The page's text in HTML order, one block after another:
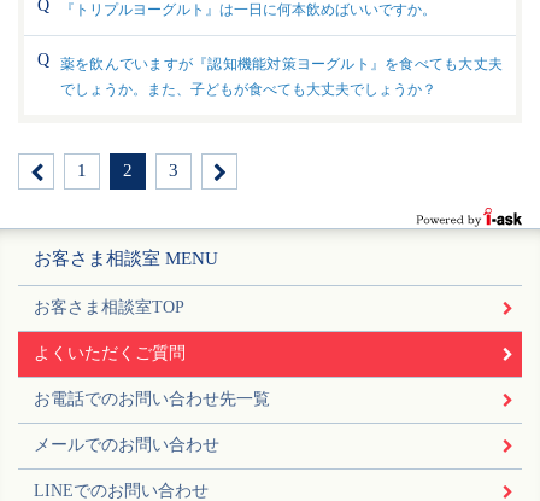
『トリプルヨーグルト』は一日に何本飲めばいいですか。
薬を飲んでいますが『認知機能対策ヨーグルト』を食べても大丈夫
でしょうか。また、子どもが食べても大丈夫でしょうか？
1 2 3
お客さま相談室 MENU
お客さま相談室TOP
よくいただくご質問
お電話でのお問い合わせ先一覧
メールでのお問い合わせ
LINEでのお問い合わせ